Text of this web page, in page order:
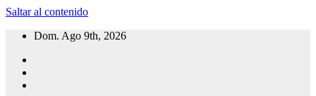
Saltar al contenido
Dom. Ago 9th, 2026